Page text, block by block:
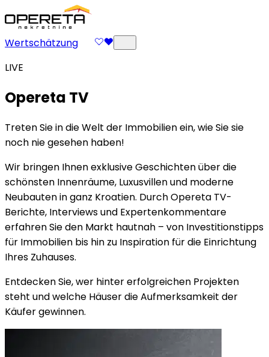
Wertschätzung
LIVE
Opereta TV
Treten Sie in die Welt der Immobilien ein, wie Sie sie
noch nie gesehen haben!
Wir bringen Ihnen exklusive Geschichten über die
schönsten Innenräume, Luxusvillen und moderne
Neubauten in ganz Kroatien. Durch Opereta TV-
Berichte, Interviews und Expertenkommentare
erfahren Sie den Markt hautnah – von Investitionstipps
für Immobilien bis hin zu Inspiration für die Einrichtung
Ihres Zuhauses.
Entdecken Sie, wer hinter erfolgreichen Projekten
steht und welche Häuser die Aufmerksamkeit der
Käufer gewinnen.